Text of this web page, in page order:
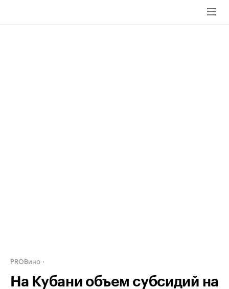
PROВино
На Кубани объем субсидий на